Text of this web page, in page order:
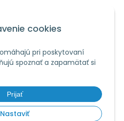
cookies
pri poskytovaní
spoznať a zapamätať si
Prijať
Nastaviť
O NÁKUPE
cookies
podmienky